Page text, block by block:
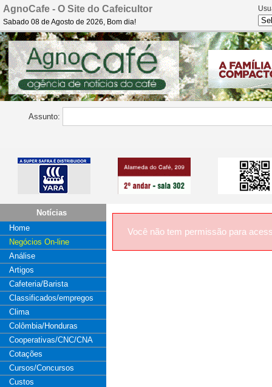
AgnoCafe - O Site do Cafeicultor
Sabado 08 de Agosto de 2026, Bom dia!
Assunto:
Notícias
Home
Negócios On-line
Análise
Artigos
Cafeteria/Barista
Classificados/empregos
Clima
Colômbia/Honduras
Cooperativas/CNC/CNA
Cotações
Cursos/Concursos
Custos
Você não tem permissão para